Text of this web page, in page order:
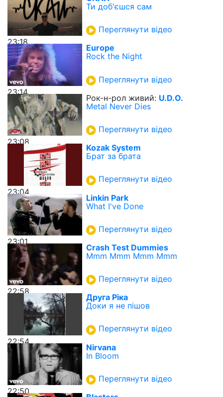
23:18
Ти доб'єшся сам
Переглянути відео
23:14
Europe
Rock the Night
Переглянути відео
23:08
Рок-н-рол живий: U.D.O.
Metal Never Dies
Переглянути відео
23:04
Kozak System
Брат за брата
Переглянути відео
23:01
Linkin Park
What I've Done
Переглянути відео
22:58
Crash Test Dummies
Mmm Mmm Mmm Mmm
Переглянути відео
22:54
Друга Ріка
Доки я не пішов
Переглянути відео
22:50
Nirvana
In Bloom
Переглянути відео